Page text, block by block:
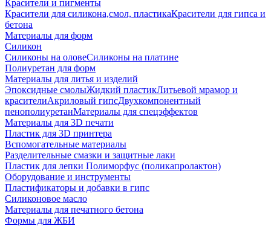
Красители и пигменты
Красители для силикона,смол, пластикаКрасители для гипса и
бетона
Материалы для форм
Силикон
Силиконы на оловеСиликоны на платине
Полиуретан для форм
Материалы для литья и изделий
Эпоксидные смолыЖидкий пластикЛитьевой мрамор и
красителиАкриловый гипсДвухкомпонентный
пенополиуретанМатериалы для спецэффектов
Материалы для 3D печати
Пластик для 3D принтера
Вспомогательные материалы
Разделительные смазки и защитные лаки
Пластик для лепки Полиморфус (поликапролактон)
Оборудование и инструменты
Пластификаторы и добавки в гипс
Силиконовое масло
Материалы для печатного бетона
Формы для ЖБИ